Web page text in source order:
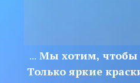
... Мы хотим,
Только яркие